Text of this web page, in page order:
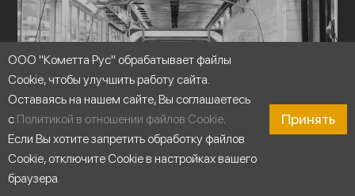
ООО "Кометта Рус" обрабатывает файлы
Cookie, чтобы улучшить работу сайта.
Оставаясь на нашем сайте, Вы соглашаетесь
с Политикой в отношении файлов Cookie.
Если Вы хотите запретить обработку файлов
Cookie, отключите Cookie в настройках вашего
браузера.
Принять